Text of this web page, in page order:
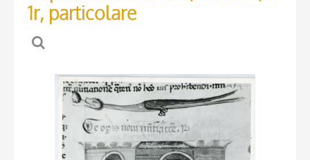
1r, particolare